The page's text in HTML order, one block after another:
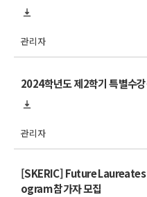
관리자
2024학년도 제2학기 특별수
관리자
[SKERIC] Future
ogram 참가자 모집